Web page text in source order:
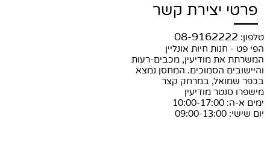
פרטי יצירת קשר
טלפון: 08-9162222
הפי פט - חנות חיות אונליין
המשרתת את מודיעין, מכבים-רעות
והיישובים הסמוכים. המחסן נמצא
בכפר שמואל, במרחק קצר
מישפרו סנטר מודיעין
ימים א-ה: 10:00-17:00
יום שישי: 09:00-13:00